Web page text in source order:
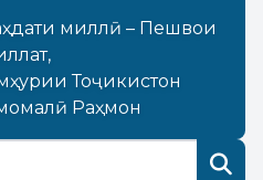
миллӣ – Пешвои
Тоҷикистон
Раҳмон